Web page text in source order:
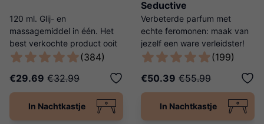
120 ml. Glij- en
massagemiddel in één. Het
best verkochte product ooit
van Ladies Night! (384)
€29.69 €32.99
In Nachtkastje
Seductive
Verbeterde parfum met
echte feromonen: maak van
jezelf een ware verleidster!
(199)
€50.39 €55.99
In Nachtkastje